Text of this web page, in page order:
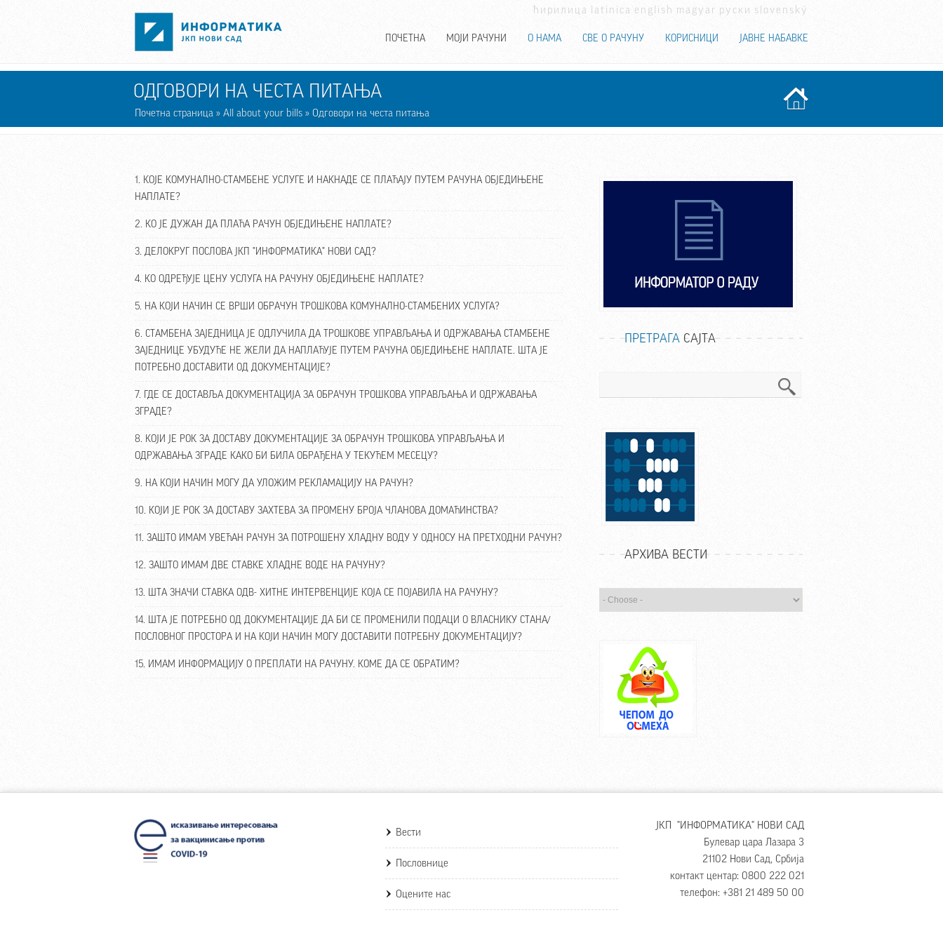
ћирилица latinica english magyar руски slovenský
ПОЧЕТНА МОЈИ РАЧУНИ О НАМА СВЕ О РАЧУНУ КОРИСНИЦИ ЈАВНЕ НАБАВКЕ
ОДГОВОРИ НА ЧЕСТА ПИТАЊА
Почетна страница » All about your bills » Одговори на честа питања
1. КОЈЕ КОМУНАЛНО-СТАМБЕНЕ УСЛУГЕ И НАКНАДЕ СЕ ПЛАЋАЈУ ПУТЕМ РАЧУНА ОБЈЕДИЊЕНЕ
НАПЛАТЕ?
2. КО ЈЕ ДУЖАН ДА ПЛАЋА РАЧУН ОБЈЕДИЊЕНЕ НАПЛАТЕ?
3. ДЕЛОКРУГ ПОСЛОВА ЈКП "ИНФОРМАТИКА" НОВИ САД?
4. КО ОДРЕЂУЈЕ ЦЕНУ УСЛУГА НА РАЧУНУ ОБЈЕДИЊЕНЕ НАПЛАТЕ?
5. НА КОЈИ НАЧИН СЕ ВРШИ ОБРАЧУН ТРОШКОВА КОМУНАЛНО-СТАМБЕНИХ УСЛУГА?
6. СТАМБЕНА ЗАЈЕДНИЦА ЈЕ ОДЛУЧИЛА ДА ТРОШКОВЕ УПРАВЉАЊА И ОДРЖАВАЊА СТАМБЕНЕ
ЗАЈЕДНИЦЕ УБУДУЋЕ НЕ ЖЕЛИ ДА НАПЛАЋУЈЕ ПУТЕМ РАЧУНА ОБЈЕДИЊЕНЕ НАПЛАТЕ. ШТА ЈЕ
ПОТРЕБНО ДОСТАВИТИ ОД ДОКУМЕНТАЦИЈЕ?
7. ГДЕ СЕ ДОСТАВЉА ДОКУМЕНТАЦИЈА ЗА ОБРАЧУН ТРОШКОВА УПРАВЉАЊА И ОДРЖАВАЊА
ЗГРАДЕ?
8. КОЈИ ЈЕ РОК ЗА ДОСТАВУ ДОКУМЕНТАЦИЈЕ ЗА ОБРАЧУН ТРОШКОВА УПРАВЉАЊА И
ОДРЖАВАЊА ЗГРАДЕ КАКО БИ БИЛА ОБРАЂЕНА У ТЕКУЋЕМ МЕСЕЦУ?
9. НА КОЈИ НАЧИН МОГУ ДА УЛОЖИМ РЕКЛАМАЦИЈУ НА РАЧУН?
10. КОЈИ ЈЕ РОК ЗА ДОСТАВУ ЗАХТЕВА ЗА ПРОМЕНУ БРОЈА ЧЛАНОВА ДОМАЋИНСТВА?
11. ЗАШТО ИМАМ УВЕЋАН РАЧУН ЗА ПОТРОШЕНУ ХЛАДНУ ВОДУ У ОДНОСУ НА ПРЕТХОДНИ РАЧУН?
12. ЗАШТО ИМАМ ДВЕ СТАВКЕ ХЛАДНЕ ВОДЕ НА РАЧУНУ?
13. ШТА ЗНАЧИ СТАВКА ОДВ- ХИТНЕ ИНТЕРВЕНЦИЈЕ КОЈА СЕ ПОЈАВИЛА НА РАЧУНУ?
14. ШТА ЈЕ ПОТРЕБНО ОД ДОКУМЕНТАЦИЈЕ ДА БИ СЕ ПРОМЕНИЛИ ПОДАЦИ О ВЛАСНИКУ СТАНА/
ПОСЛОВНОГ ПРОСТОРА И НА КОЈИ НАЧИН МОГУ ДОСТАВИТИ ПОТРЕБНУ ДОКУМЕНТАЦИЈУ?
15. ИМАМ ИНФОРМАЦИЈУ О ПРЕПЛАТИ НА РАЧУНУ. КОМЕ ДА СЕ ОБРАТИМ?
ПРЕТРАГА САЈТА
АРХИВА ВЕСТИ
Вести
Пословнице
Оцените нас
ЈКП "ИНФОРМАТИКА" НОВИ САД
Булевар цара Лазара 3
21102 Нови Сад, Србија
контакт центар: 0800 222 021
телефон: +381 21 489 50 00